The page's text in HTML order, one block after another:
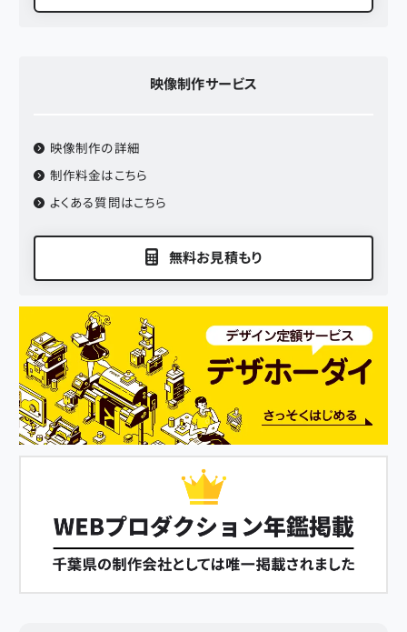
映像制作サービス
映像制作の詳細
制作料金はこちら
よくある質問はこちら
無料お見積もり